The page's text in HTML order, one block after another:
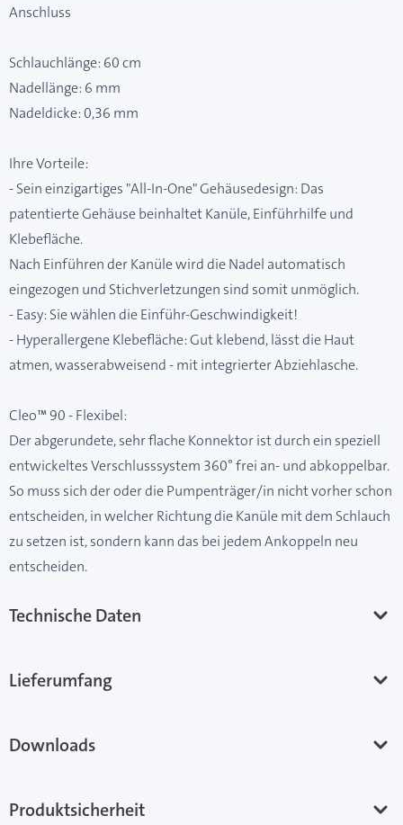
Anschluss
Schlauchlänge: 60 cm
Nadellänge: 6 mm
Nadeldicke: 0,36 mm
Ihre Vorteile:
- Sein einzigartiges "All-In-One" Gehäusedesign: Das
patentierte Gehäuse beinhaltet Kanüle, Einführhilfe und
Klebefläche.
Nach Einführen der Kanüle wird die Nadel automatisch
eingezogen und Stichverletzungen sind somit unmöglich.
- Easy: Sie wählen die Einführ-Geschwindigkeit!
- Hyperallergene Klebefläche: Gut klebend, lässt die Haut
atmen, wasserabweisend - mit integrierter Abziehlasche.
Cleo™ 90 - Flexibel:
Der abgerundete, sehr flache Konnektor ist durch ein speziell
entwickeltes Verschlusssystem 360° frei an- und abkoppelbar.
So muss sich der oder die Pumpenträger/in nicht vorher schon
entscheiden, in welcher Richtung die Kanüle mit dem Schlauch
zu setzen ist, sondern kann das bei jedem Ankoppeln neu
entscheiden.
Technische Daten
Lieferumfang
Downloads
Produktsicherheit